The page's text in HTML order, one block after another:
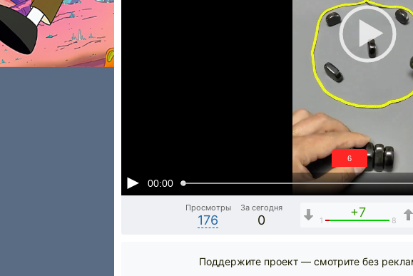
00:00
6
Просмотры
176
За сегодня
0
+7
1 8
Поддержите проект — смотрите без